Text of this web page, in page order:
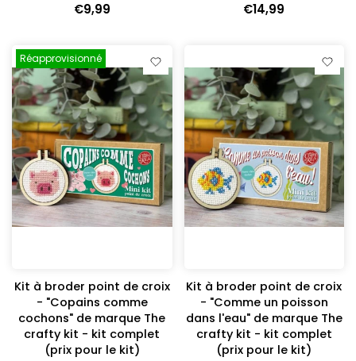
€9,99 €14,99
Réapprovisionné
Kit à broder point de croix
- "Copains comme
cochons" de marque The
crafty kit - kit complet
(prix pour le kit)
Kit à broder point de croix
- "Comme un poisson
dans l'eau" de marque The
crafty kit - kit complet
(prix pour le kit)